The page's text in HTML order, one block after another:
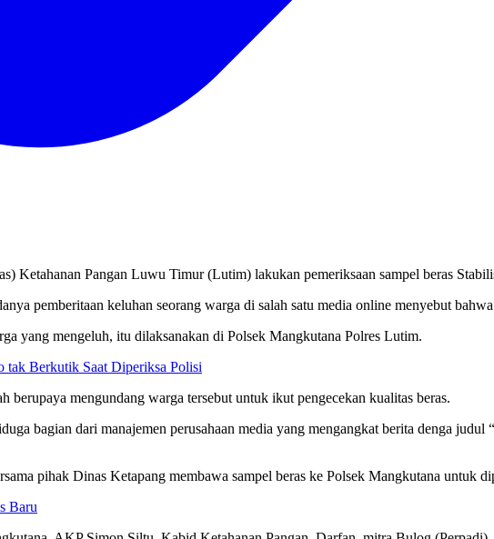
Ketahanan Pangan Luwu Timur (Lutim) lakukan pemeriksaan sampel beras
pemberitaan keluhan seorang warga di salah satu media online menyebut
yang mengeluh, itu dilaksanakan di Polsek Mangkutana Polres Lutim.
tak Berkutik Saat Diperiksa Polisi
berupaya mengundang warga tersebut untuk ikut pengecekan kualitas beras.
bagian dari manajemen perusahaan media yang mengangkat berita denga
pihak Dinas Ketapang membawa sampel beras ke Polsek Mangkutana untuk
Baru